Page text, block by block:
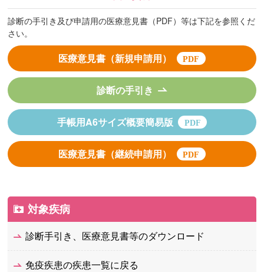
診断の手引き及び申請用の医療意見書（PDF）等は下記を参照くだ
さい。
医療意見書（新規申請用）
診断の手引き
手帳用A6サイズ概要簡易版
医療意見書（継続申請用）
対象疾病
診断手引き、医療意見書等のダウンロード
免疫疾患の疾患一覧に戻る